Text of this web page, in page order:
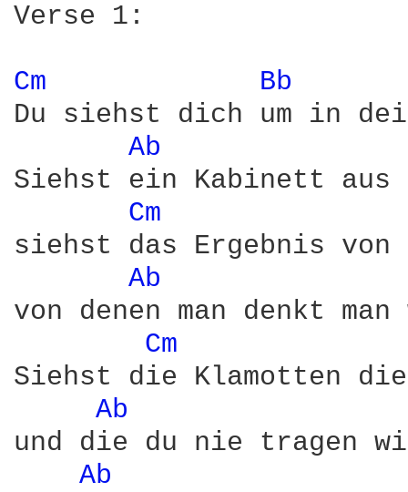
Verse 1:
Cm
Bb
Du siehst dich um in
Ab
Siehst ein Kabinett aus
Cm
siehst das Ergebnis von
Ab
von denen man denkt
Cm
Siehst die Klamotten
Ab
und die du nie tragen
Ab